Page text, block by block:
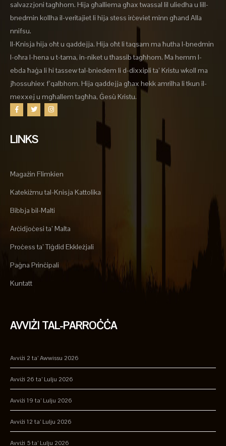
salvazzjoni tagħhom. Hija għalliema għax twassal lil uliedha u lill-
bnedmin kollha il-veritajiet li hija stess irċeviet minn għand Alla
nnifsu.
Il-Knisja hija oħt u qaddejja. Hija oħt li taqsam ma ħutha l-bnedmin
l-oħra l-hena u t-tama, in-niket u tħassib tagħhom. Ma hemm l-
ebda ħaġa li hi tassew tal-bniedem li d-dixxipli ta’ Kristu wkoll ma
jħossuhiex f’qalbhom. Hija qaddejja għax hekk amrilha li tkun il-
mexxej u mgħallem tagħha, Ġesù Kristu.
LINKS
Magażin Flimkien
Katekiżmu tal-Knisja Kattolika
Bibbja bil-Malti
Arċidjoċesi ta’ Malta
Proċess ta’ Tiġdid Ekkleżjali
Paġna Prinċipali
Kuntatt
AVVIŻI TAL-PARROĊĊA
Avviżi 2 ta’ Awwissu 2026
Avviżi 26 ta’ Lulju 2026
Avviżi 19 ta’ Lulju 2026
Avviżi 12 ta’ Lulju 2026
Avviżi 5 ta’ Lulju 2026